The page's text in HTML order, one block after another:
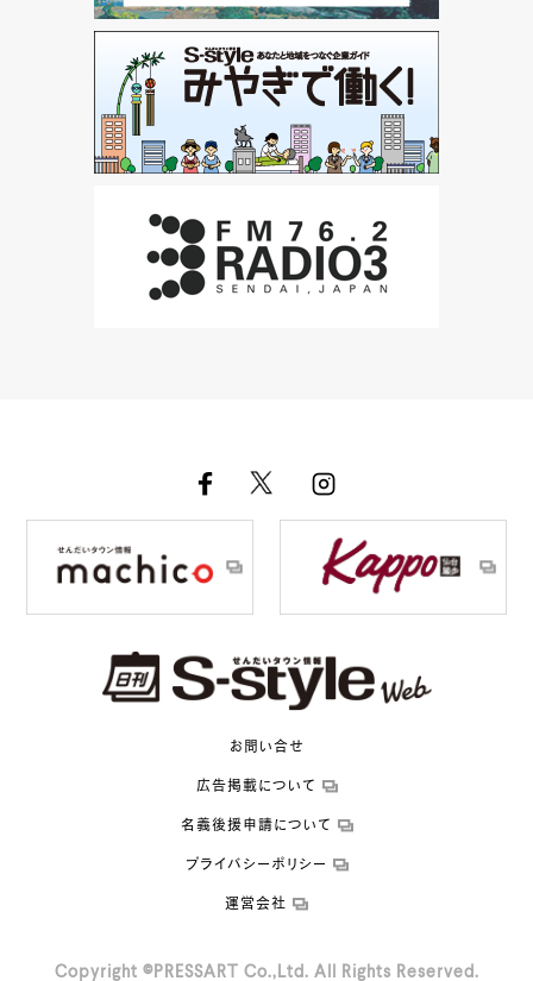
お問い合せ
広告掲載について
名義後援申請について
プライバシーポリシー
運営会社
Copyright ©PRESSART Co.,Ltd. All Rights Reserved.